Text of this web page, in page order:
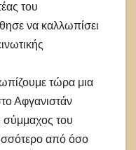
του
να καλλωπίσει
τώρα μια
Αφγανιστάν
σύμμαχος του
από όσο